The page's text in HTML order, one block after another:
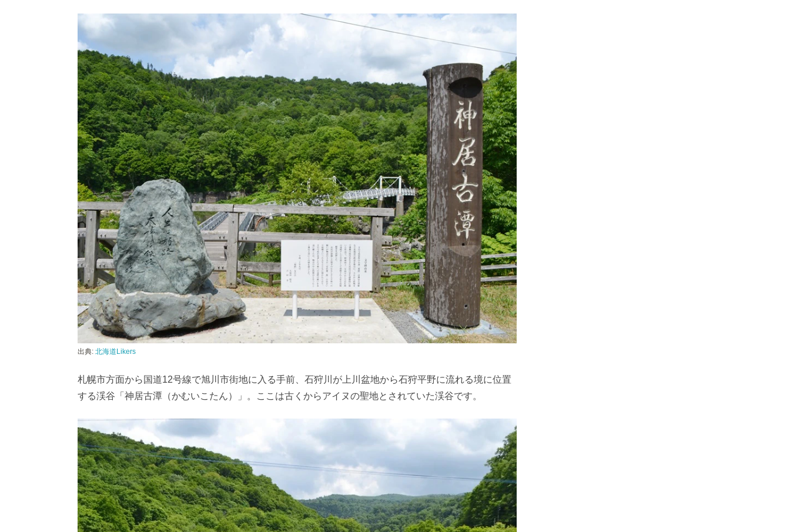
出典: 北海道Likers
札幌市方面から国道12号線で旭川市街地に入る手前、石狩川が上川盆地から石狩平野に流れる境に位置
する渓谷「神居古潭（かむいこたん）」。ここは古くからアイヌの聖地とされていた渓谷です。